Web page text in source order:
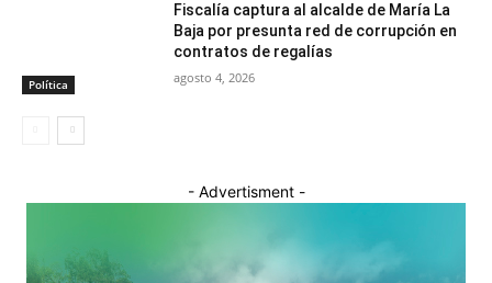
Política
Fiscalía captura al alcalde de María La
Baja por presunta red de corrupción en
contratos de regalías
agosto 4, 2026
- Advertisment -